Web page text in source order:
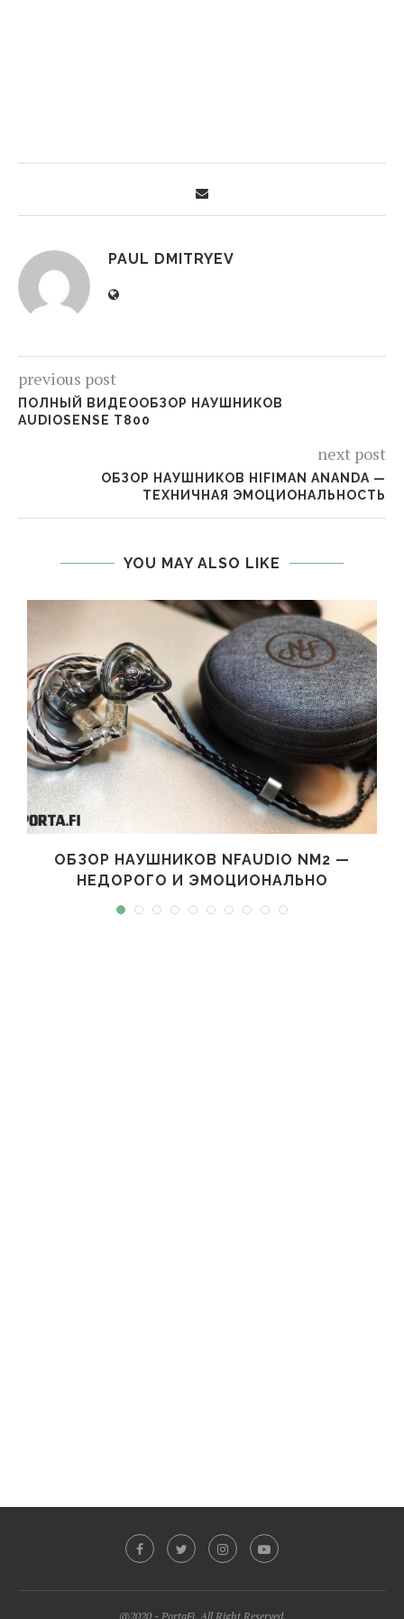
PAUL DMITRYEV
previous post
ПОЛНЫЙ ВИДЕООБЗОР НАУШНИКОВ
AUDIOSENSE T800
next post
ОБЗОР НАУШНИКОВ HIFIMAN ANANDA —
ТЕХНИЧНАЯ ЭМОЦИОНАЛЬНОСТЬ
YOU MAY ALSO LIKE
ОБЗОР НАУШНИКОВ NFAUDIO NM2 —
НЕДОРОГО И ЭМОЦИОНАЛЬНО
@2020 - PortaFi. All Right Reserved.